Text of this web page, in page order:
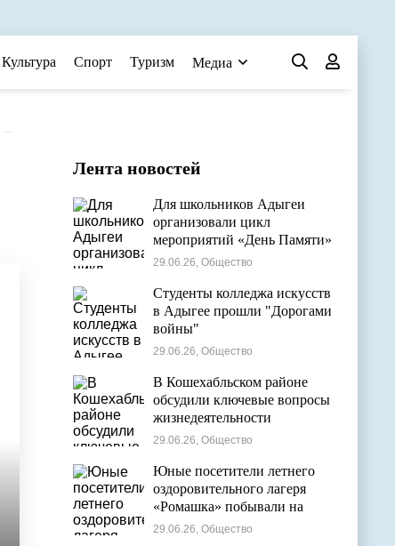
Культура Спорт Туризм Медиа
Лента новостей
Для школьников Адыгеи
организовали цикл
мероприятий «День Памяти»
29.06.26, Общество
Студенты колледжа искусств
в Адыгее прошли "Дорогами
войны"
29.06.26, Общество
В Кошехабльском районе
обсудили ключевые вопросы
жизнедеятельности
муниципалитета
29.06.26, Общество
Юные посетители летнего
оздоровительного лагеря
«Ромашка» побывали на
экскурсии в Дондуковском
29.06.26, Общество